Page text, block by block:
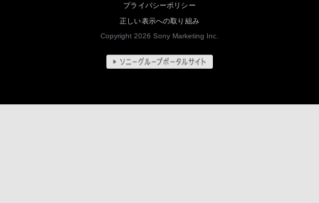
プライバシーポリシー
正しい表示への取り組み
Copyright 2026 Sony Marketing Inc.